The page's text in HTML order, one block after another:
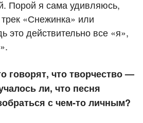
Порой я сама удивляюсь,
трек «Снежинка» или
это действительно все «я»,
говорят, что творчество —
ли, что песня
с чем-то личным?